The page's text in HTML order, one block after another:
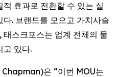
효과로 전환할 수 있는 실
. 브랜드를 모으고 가치사슬
스크포스는 업계 전체의 물
고 있다.
은 “이번 MOU는